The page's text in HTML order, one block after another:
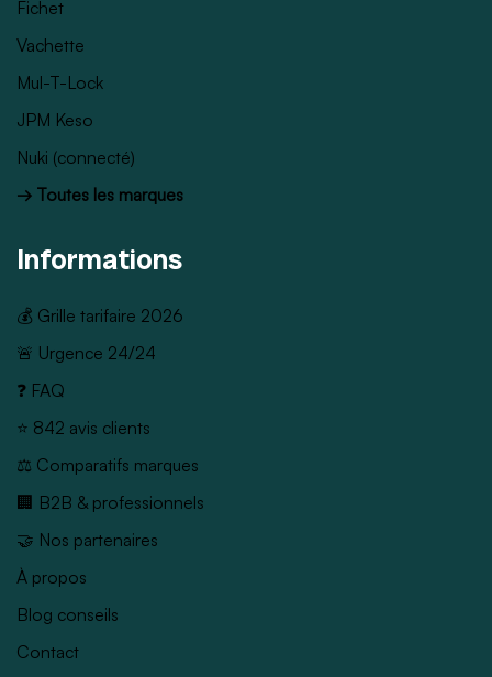
Fichet
Vachette
Mul-T-Lock
JPM Keso
Nuki (connecté)
→ Toutes les marques
Informations
💰 Grille tarifaire 2026
🚨 Urgence 24/24
❓ FAQ
⭐ 842 avis clients
⚖️ Comparatifs marques
🏢 B2B & professionnels
🤝 Nos partenaires
À propos
Blog conseils
Contact